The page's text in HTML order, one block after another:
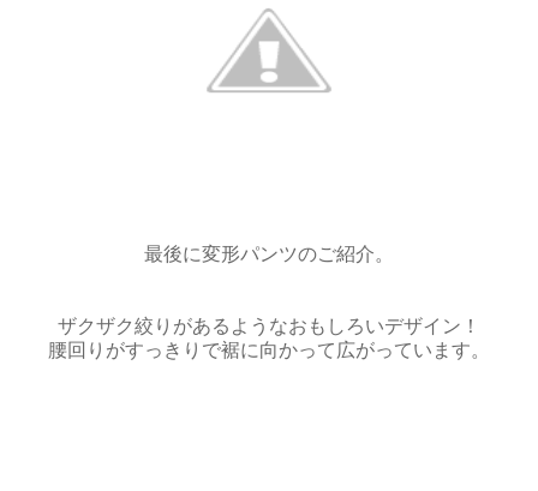
最後に変形パンツのご紹介。
ザクザク絞りがあるようなおもしろいデザイン！
腰回りがすっきりで裾に向かって広がっています。